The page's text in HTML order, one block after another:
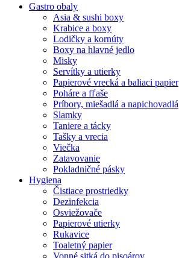
Gastro obaly
Asia & sushi boxy
Krabice a boxy
Lodičky a kornúty
Boxy na hlavné jedlo
Misky
Servítky a utierky
Papierové vrecká a baliaci papier
Poháre a fľaše
Príbory, miešadlá a napichovadlá
Slamky
Taniere a tácky
Tašky a vrecia
Viečka
Zatavovanie
Pokladničné pásky
Hygiena
Čistiace prostriedky
Dezinfekcia
Osviežovače
Papierové utierky
Rukavice
Toaletný papier
Vonné sitká do pisoárov